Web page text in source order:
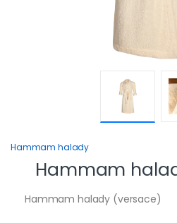
Hammam halady
Hammam
Hammam halady (versace)